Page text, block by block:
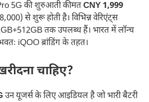
5G की शुरुआती कीमतCNY 1,999
से शुरू होती है। विभिन्न वेरिएंट्स
तक उपलब्ध हैं। भारत में लॉन्च
iQOO ब्रांडिंग के तहत।
चाहिए?
उन यूजर्स के लिए आइडियल है जो भारी बैटरी